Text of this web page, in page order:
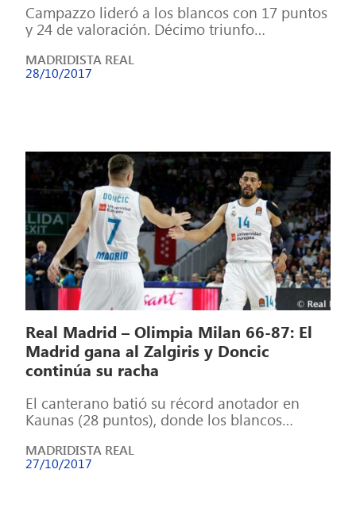
Campazzo lideró a los blancos con 17 puntos
y 24 de valoración. Décimo triunfo
MADRIDISTA REAL
28/10/2017
Real Madrid – Olimpia Milan 66-87: El
Madrid gana al Zalgiris y Doncic
continúa su racha
El canterano batió su récord anotador en
Kaunas (28 puntos), donde los blancos
MADRIDISTA REAL
27/10/2017